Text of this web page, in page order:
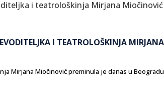
I TEATROLOŠKINJA MIRJANA
Mirjana Miočinović preminula je danas u